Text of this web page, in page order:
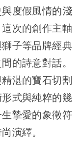
度假風情的淺
次的創作主軸
子等品牌經典
的詩意對話。
湛的寶石切割
式與純粹的幾
摯愛的象徵符
演繹。